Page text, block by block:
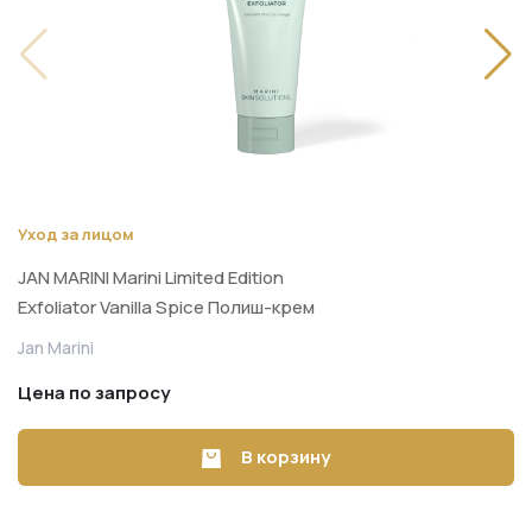
Уход за лицом
JAN MARINI Marini Limited Edition
Exfoliator Vanilla Spice Полиш-крем
тройного действия для мгновенного
Jan Marini
Цена по запросу
В корзину